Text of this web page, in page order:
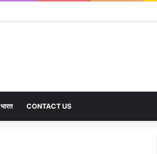
भारत CONTACT US